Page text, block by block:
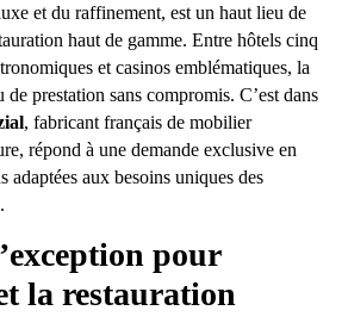
et du raffinement, est un haut lieu de
haut de gamme. Entre hôtels cinq
et casinos emblématiques, la
prestation sans compromis. C’est dans
, fabricant français de mobilier
répond à une demande exclusive en
adaptées aux besoins uniques des
pour
la restauration